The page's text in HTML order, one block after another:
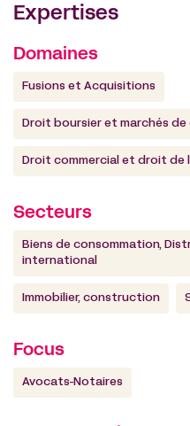
Expertises
Domaines
Fusions et Acquisitions
Droit boursier et marchés
Droit commercial et droit de
Secteurs
Biens de consommation,
international
Immobilier, construction
Focus
Avocats-Notaires